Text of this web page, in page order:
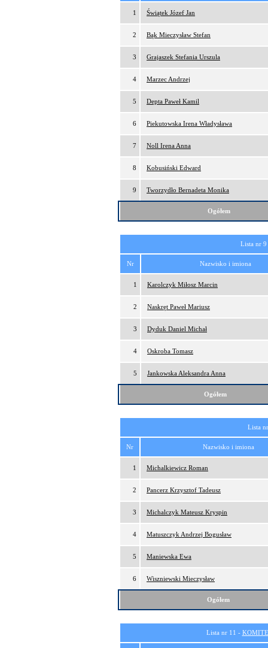
1 Świątek Józef Jan
2 Bąk Mieczysław Stefan
3 Grajaszek Stefania Urszula
4 Marzec Andrzej
5 Depta Paweł Kamil
6 Piekutowska Irena Władysława
7 Noll Irena Anna
8 Kobusiński Edward
9 Tworzydło Bernadeta Monika
Ogółem
Lista nr
Nr Nazwisko i imiona
1 Karolczyk Miłosz Marcin
2 Naskręt Paweł Mariusz
3 Dyduk Daniel Michał
4 Oskroba Tomasz
5 Jankowska Aleksandra Anna
Ogółem
Lista
Nr Nazwisko i imiona
1 Michalkiewicz Roman
2 Pancerz Krzysztof Tadeusz
3 Michalczyk Mateusz Kryspin
4 Matuszczyk Andrzej Bogusław
5 Maniewska Ewa
6 Wiszniewski Mieczysław
Ogółem
Lista nr 11 -